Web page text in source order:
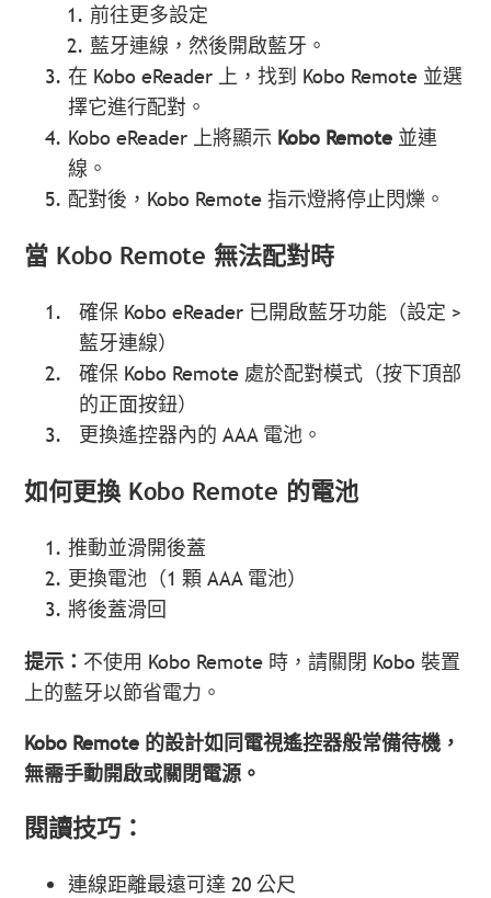
前往更多設定
藍牙連線，然後開啟藍牙。
在 Kobo eReader 上，找到 Kobo Remote 並選
擇它進行配對。
Kobo eReader 上將顯示 Kobo Remote 並連
線。
配對後，Kobo Remote 指示燈將停止閃爍。
當 Kobo Remote 無法配對時
確保 Kobo eReader 已開啟藍牙功能（設定 >
藍牙連線）
確保 Kobo Remote 處於配對模式（按下頂部
的正面按鈕）
更換遙控器內的 AAA 電池。
如何更換 Kobo Remote 的電池
推動並滑開後蓋
更換電池（1 顆 AAA 電池）
將後蓋滑回
提示： 不使用 Kobo Remote 時，請關閉 Kobo 裝置
上的藍牙以節省電力。
Kobo Remote 的設計如同電視遙控器般常備待機，
無需手動開啟或關閉電源。
閱讀技巧：
連線距離最遠可達 20 公尺